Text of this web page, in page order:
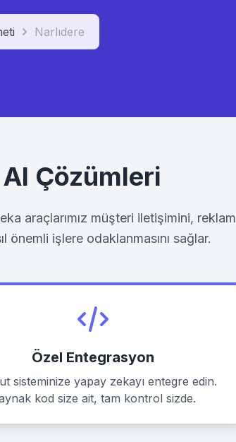
Narlıdere
Çözümleri
araçlarımız müşteri iletişimini, reklam
işlere odaklanmasını sağlar.
Özel Entegrasyon
sisteminize yapay zekayı entegre edin.
kod size ait, tam kontrol sizde.